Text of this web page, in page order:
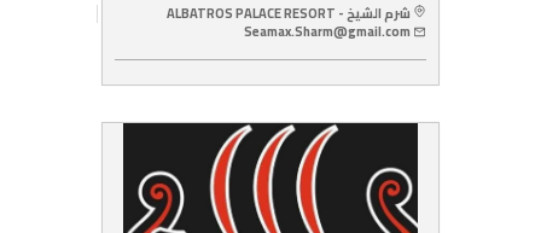
شرم الشيخ - ALBATROS PALACE RESORT
Seamax.Sharm@gmail.com